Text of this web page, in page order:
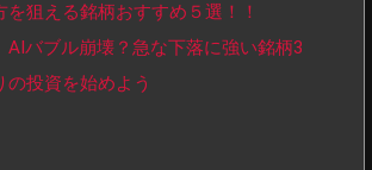
を狙える銘柄おすすめ５選！！
AIバブル崩壊？急な下落に強い銘柄3
の投資を始めよう